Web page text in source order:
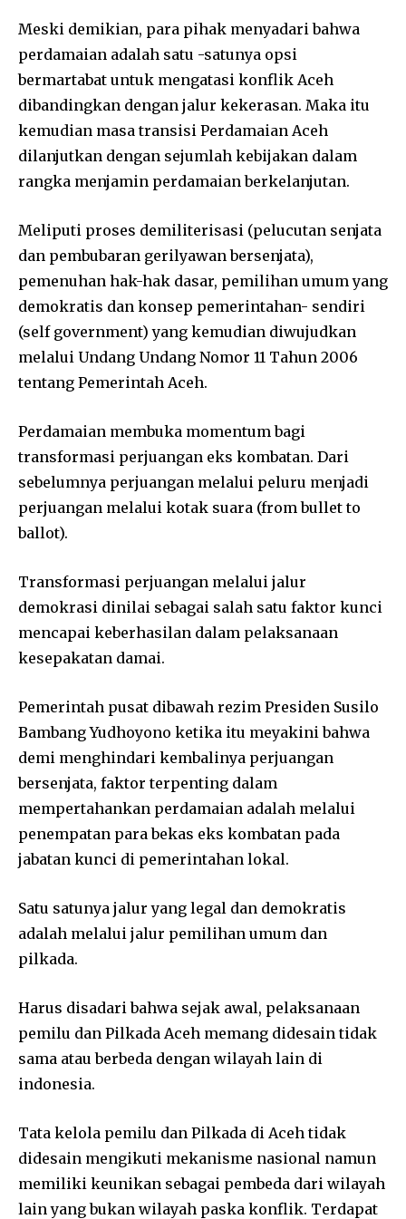
Meski demikian, para pihak menyadari bahwa
perdamaian adalah satu -satunya opsi
bermartabat untuk mengatasi konflik Aceh
dibandingkan dengan jalur kekerasan. Maka itu
kemudian masa transisi Perdamaian Aceh
dilanjutkan dengan sejumlah kebijakan dalam
rangka menjamin perdamaian berkelanjutan.
Meliputi proses demiliterisasi (pelucutan senjata
dan pembubaran gerilyawan bersenjata),
pemenuhan hak-hak dasar, pemilihan umum yang
demokratis dan konsep pemerintahan- sendiri
(self government) yang kemudian diwujudkan
melalui Undang Undang Nomor 11 Tahun 2006
tentang Pemerintah Aceh.
Perdamaian membuka momentum bagi
transformasi perjuangan eks kombatan. Dari
sebelumnya perjuangan melalui peluru menjadi
perjuangan melalui kotak suara (from bullet to
ballot).
Transformasi perjuangan melalui jalur
demokrasi dinilai sebagai salah satu faktor kunci
mencapai keberhasilan dalam pelaksanaan
kesepakatan damai.
Pemerintah pusat dibawah rezim Presiden Susilo
Bambang Yudhoyono ketika itu meyakini bahwa
demi menghindari kembalinya perjuangan
bersenjata, faktor terpenting dalam
mempertahankan perdamaian adalah melalui
penempatan para bekas eks kombatan pada
jabatan kunci di pemerintahan lokal.
Satu satunya jalur yang legal dan demokratis
adalah melalui jalur pemilihan umum dan
pilkada.
Harus disadari bahwa sejak awal, pelaksanaan
pemilu dan Pilkada Aceh memang didesain tidak
sama atau berbeda dengan wilayah lain di
indonesia.
Tata kelola pemilu dan Pilkada di Aceh tidak
didesain mengikuti mekanisme nasional namun
memiliki keunikan sebagai pembeda dari wilayah
lain yang bukan wilayah paska konflik. Terdapat